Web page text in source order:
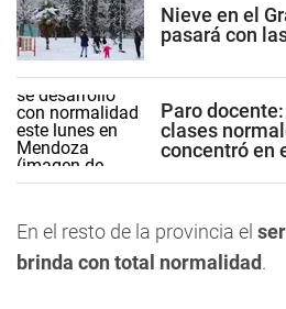
Nieve en el
pasará con
Paro
clases
concentró en
En el resto de la provincia el
brinda con total normalidad.